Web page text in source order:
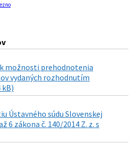
k možnosti prehodnotenia
vydaných rozhodnutím
kB)
Ústavného súdu Slovenskej
6 zákona č. 140/2014 Z. z. s